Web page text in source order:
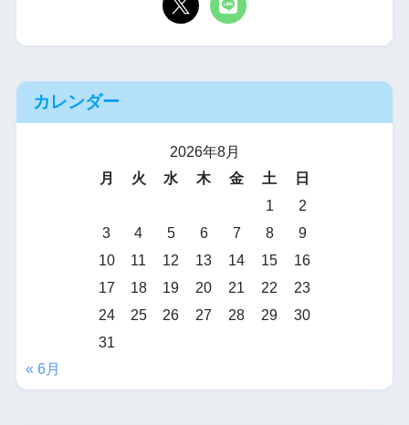
カレンダー
2026年8月
月
火 水 木 金 土
日
1
2
3
4 5 6 7 8
9
10
11 12 13 14 15
16
17
18 19 20 21 22
23
24
25 26 27 28 29
30
31
« 6月